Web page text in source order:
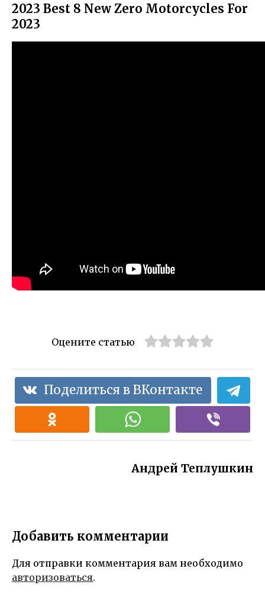
2023 Best 8 New Zero Motorcycles For
2023
Оцените статью
Поделиться в ВКонтакте
Андрей Теплушкин
Добавить комментарии
Для отправки комментария вам необходимо
авторизоваться.